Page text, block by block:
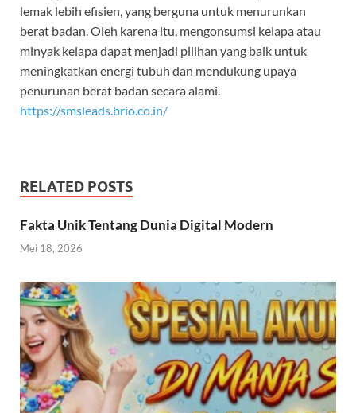
lemak lebih efisien, yang berguna untuk menurunkan
berat badan. Oleh karena itu, mengonsumsi kelapa atau
minyak kelapa dapat menjadi pilihan yang baik untuk
meningkatkan energi tubuh dan mendukung upaya
penurunan berat badan secara alami.
https://smsleads.brio.co.in/
RELATED POSTS
Fakta Unik Tentang Dunia Digital Modern
Mei 18, 2026